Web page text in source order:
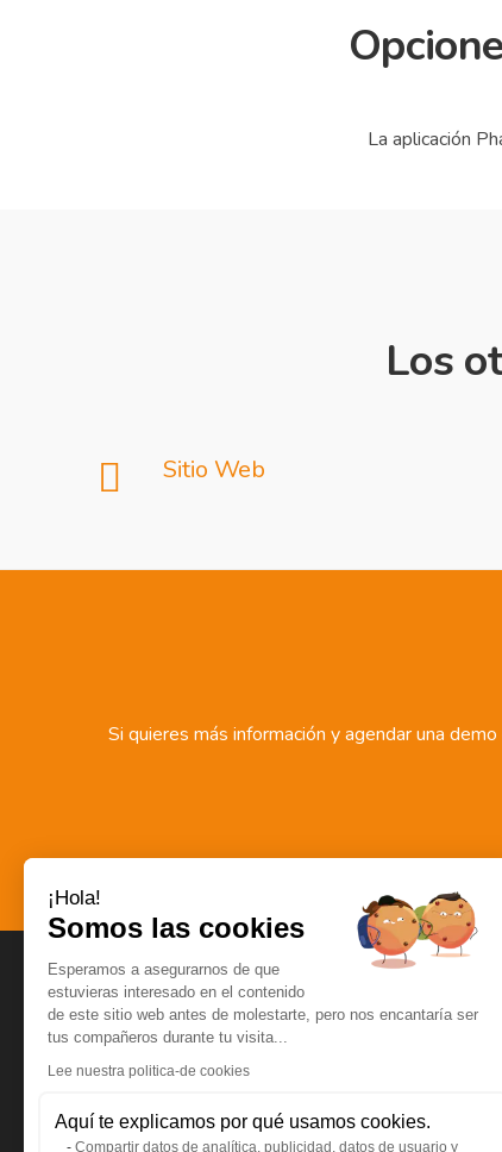
La aplicación
Los
Sitio Web
Si quieres más información y agendar una
FULCRI Ibérica, S.L.
Avenida de la Libertad, 2, 28924
Alcorcón (MADRID)
¡Hola!
Somos las cookies
Esperamos a asegurarnos de que
estuvieras interesado en el contenido
de este sitio web antes de molestarte, pero nos encantaría ser
tus compañeros durante tu visita...
Lee nuestra politica-de cookies
Aquí te explicamos por qué usamos cookies.
Compartir datos de analítica, publicidad, datos de usuario y